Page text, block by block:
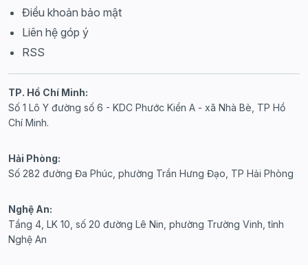
Điều khoản bảo mật
Liên hệ góp ý
RSS
TP. Hồ Chí Minh:
Số 1 Lô Y đường số 6 - KDC Phước Kiển A - xã Nhà Bè, TP Hồ
Chí Minh.
Hải Phòng:
Số 282 đường Đa Phúc, phường Trần Hưng Đạo, TP Hải Phòng
Nghệ An:
Tầng 4, LK 10, số 20 đường Lê Nin, phường Trường Vinh, tỉnh
Nghệ An